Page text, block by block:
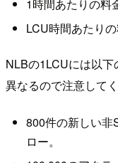
1時間あたりの料
LCU時間あたり
NLBの1LCUには以
異なるので注意してく
800件の新しい非
ロー。